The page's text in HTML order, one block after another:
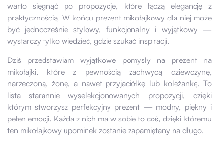
warto sięgnąć po propozycje, które łączą elegancję z
praktycznością. W końcu prezent mikołajkowy dla niej może
być jednocześnie stylowy, funkcjonalny i wyjątkowy —
wystarczy tylko wiedzieć, gdzie szukać inspiracji.
Dziś przedstawiam wyjątkowe pomysły na prezent na
mikołajki, które z pewnością zachwycą dziewczynę,
narzeczoną, żonę, a nawet przyjaciółkę lub koleżankę. To
lista starannie wyselekcjonowanych propozycji, dzięki
którym stworzysz perfekcyjny prezent — modny, piękny i
pełen emocji. Każda z nich ma w sobie to coś, dzięki któremu
ten mikołajkowy upominek zostanie zapamiętany na długo.